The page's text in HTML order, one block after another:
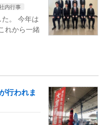
内行事
。 今年は
れから一緒
行われま